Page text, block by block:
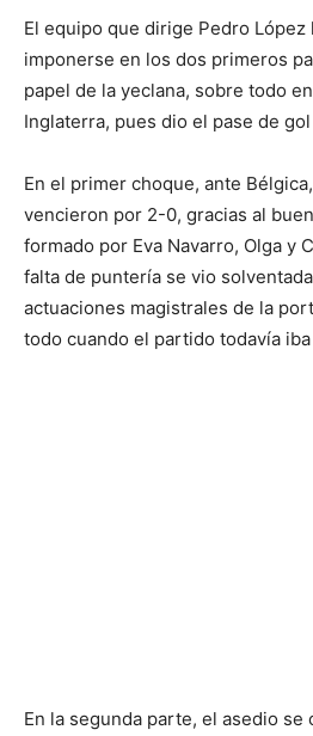
El equipo que dirige Pedro López
imponerse en los dos primeros
papel de la yeclana, sobre todo
Inglaterra, pues dio el pase de
En el primer choque, ante
vencieron por 2-0, gracias al
formado por Eva Navarro, Olga y
falta de puntería se vio
actuaciones magistrales de la
todo cuando el partido todavía
En la segunda parte, el asedio